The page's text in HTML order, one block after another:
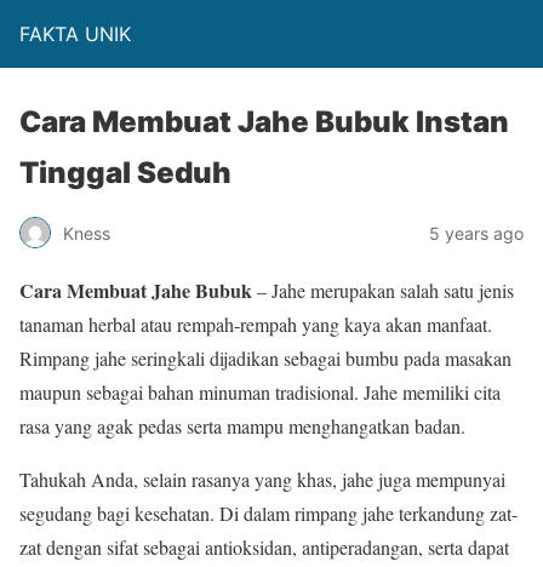
FAKTA UNIK
Cara Membuat Jahe Bubuk Instan
Tinggal Seduh
Kness 5 years ago
Cara Membuat Jahe Bubuk– Jahe merupakan salah satu jenis
tanaman herbal atau rempah-rempah yang kaya akan manfaat.
Rimpang jahe seringkali dijadikan sebagai bumbu pada masakan
maupun sebagai bahan minuman tradisional. Jahe memiliki cita
rasa yang agak pedas serta mampu menghangatkan badan.
Tahukah Anda, selain rasanya yang khas, jahe juga mempunyai
segudang bagi kesehatan. Di dalam rimpang jahe terkandung zat-
zat dengan sifat sebagai antioksidan, antiperadangan, serta dapat